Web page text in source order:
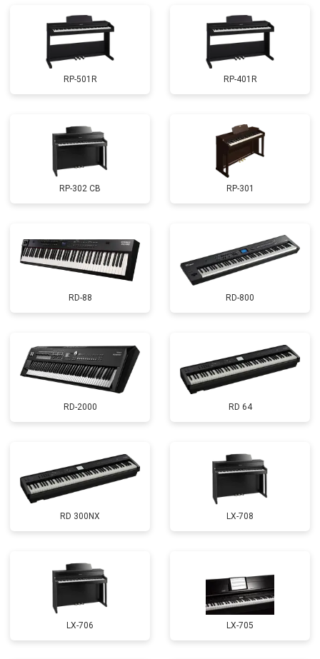
RP-501R RP-401R
RP-302 CB RP-301
RD-88 RD-800
RD-2000 RD 64
RD 300NX LX-708
LX-706 LX-705